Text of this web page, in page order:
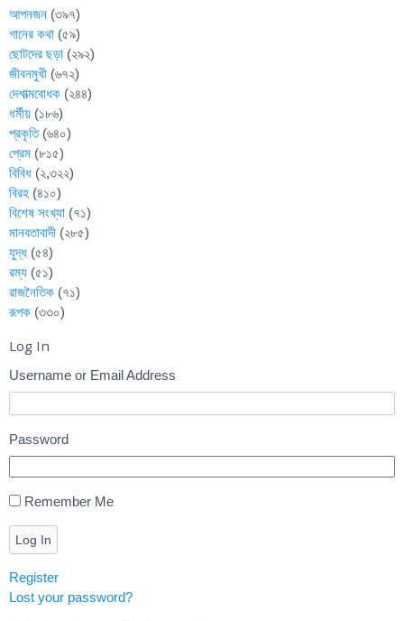
আপনজন (৩৯৭)
গানের কথা (৫৯)
ছোটদের ছড়া (২৯২)
জীবনমুখী (৬৭২)
দেশাত্মবোধক (২৪৪)
ধর্মীয় (১৮৬)
প্রকৃতি(৬৪০)
প্রেম (৮১৫)
বিবিধ (২,৩২২)
বিরহ (৪১০)
বিশেষ সংখ্যা (৭১)
মানবতাবাদী (২৮৫)
যুদ্ধ (৫৪)
রম্য (৫১)
রাজনৈতিক (৭১)
রূপক (৩৩০)
Log In
Username or Email Address
Password
Remember Me
Log In
Register
Lost your password?